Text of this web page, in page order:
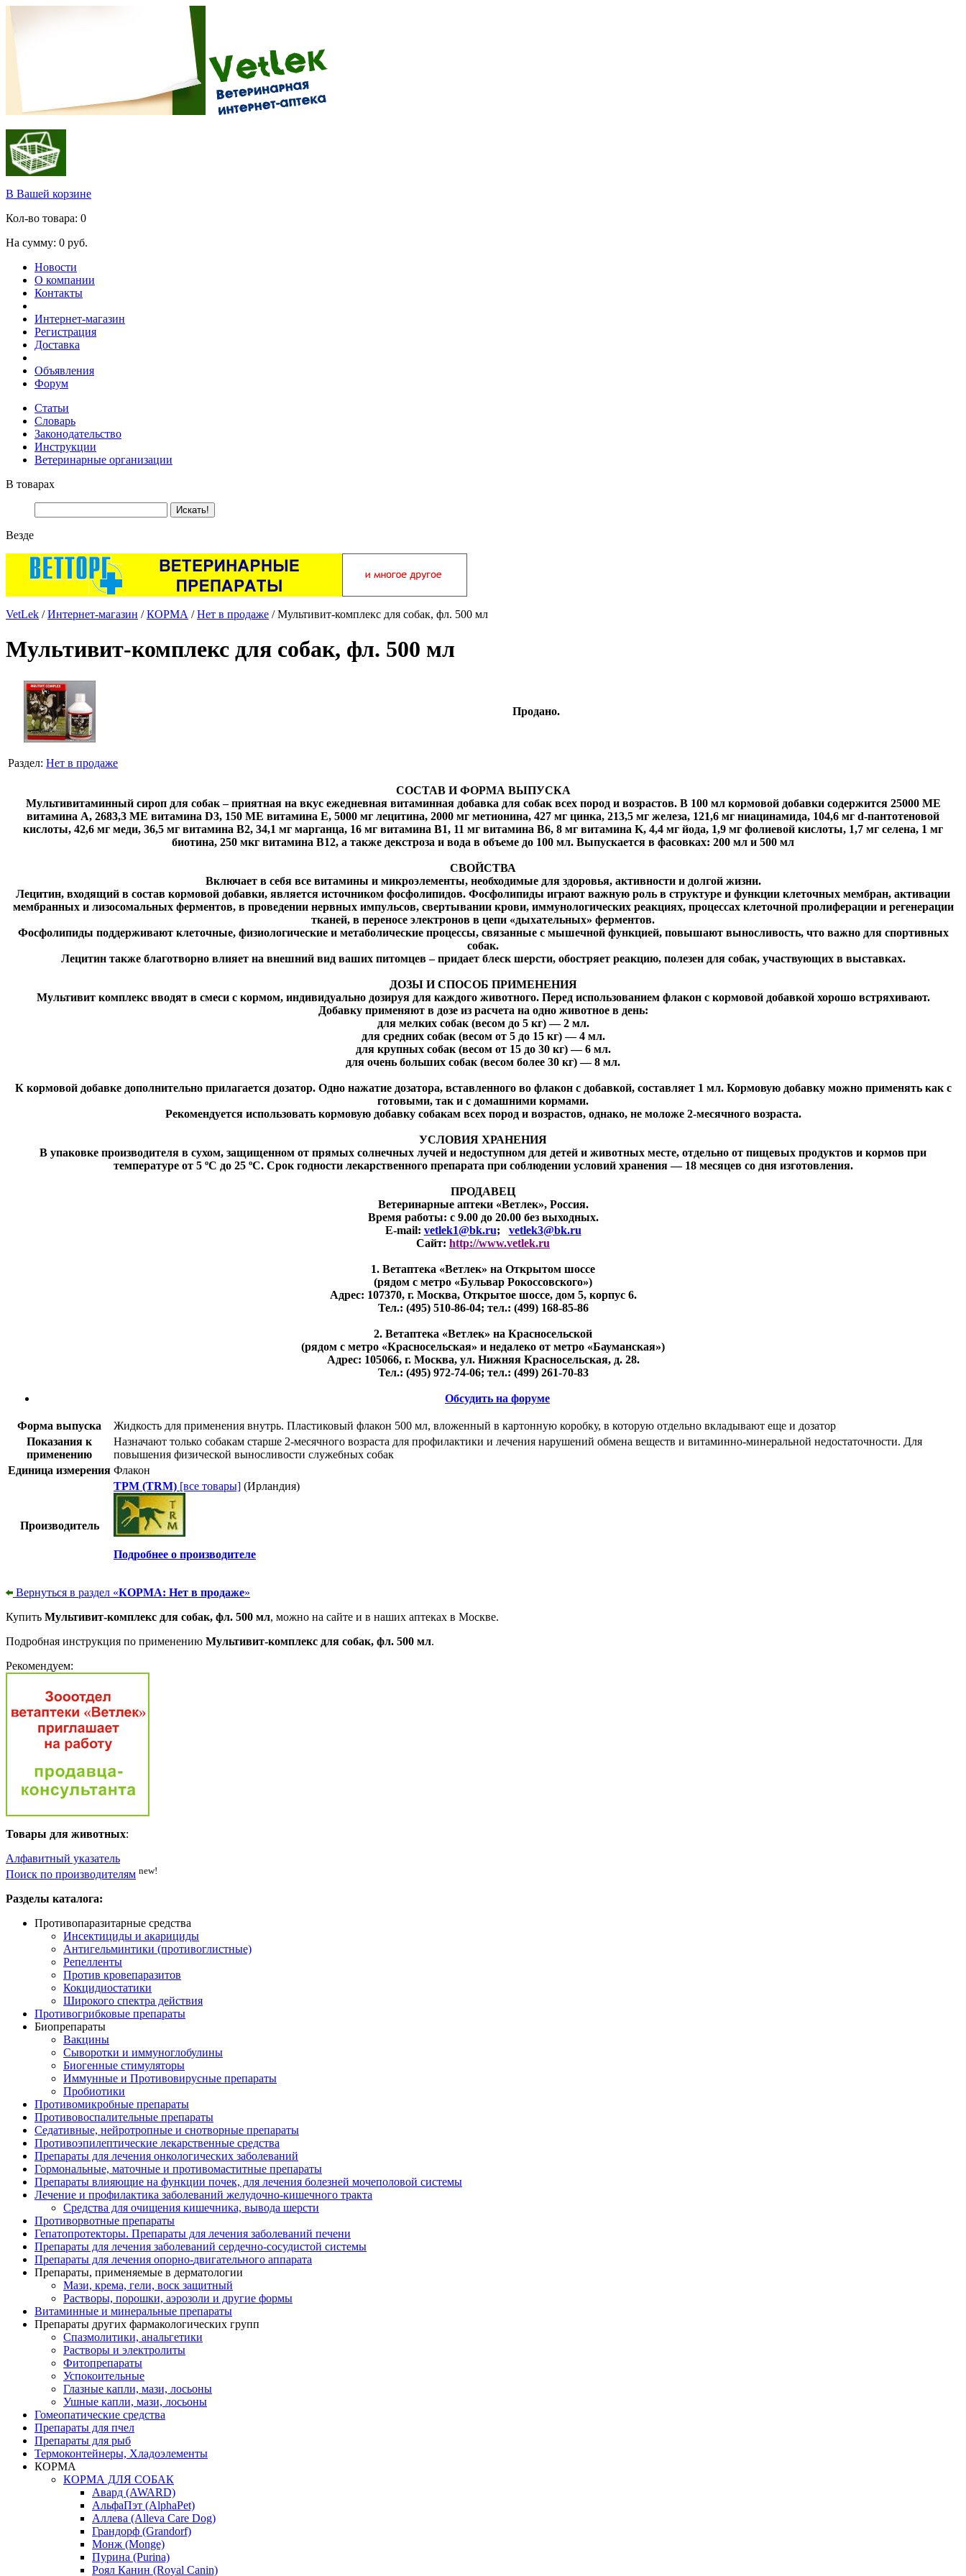
В Вашей корзине
Кол-во товара: 0
На сумму: 0 руб.
Новости
О компании
Контакты
Интернет-магазин
Регистрация
Доставка
Объявления
Форум
Статьи
Словарь
Законодательство
Инструкции
Ветеринарные организации
В товарах
Везде
VetLek /Интернет-магазин /КОРМА /Нет в продаже / Мультивит-комплекс для собак, фл. 500 мл
Мультивит-комплекс для собак, фл. 500 мл
Продано.
Раздел: Нет в продаже
СОСТАВ И ФОРМА ВЫПУСКА
Мультивитаминный сироп для собак – приятная на вкус ежедневная витаминная добавка для собак всех пород и возрастов. В 100 мл кормовой добавки содержится 25000 МЕ
витамина A, 2683,3 МЕ витамина D3, 150 МЕ витамина E, 5000 мг лецитина, 2000 мг метионина, 427 мг цинка, 213,5 мг железа, 121,6 мг ниацинамида, 104,6 мг d-пантотеновой
кислоты, 42,6 мг меди, 36,5 мг витамина B2, 34,1 мг марганца, 16 мг витамина B1, 11 мг витамина B6, 8 мг витамина K, 4,4 мг йода, 1,9 мг фолиевой кислоты, 1,7 мг селена, 1 мг
биотина, 250 мкг витамина B12, а также декстроза и вода в объеме до 100 мл. Выпускается в фасовках: 200 мл и 500 мл
СВОЙСТВА
Включает в себя все витамины и микроэлементы, необходимые для здоровья, активности и долгой жизни.
Лецитин, входящий в состав кормовой добавки, является источником фосфолипидов. Фосфолипиды играют важную роль в структуре и функции клеточных мембран, активации
мембранных и лизосомальных ферментов, в проведении нервных импульсов, свертывании крови, иммунологических реакциях, процессах клеточной пролиферации и регенерации
тканей, в переносе электронов в цепи «дыхательных» ферментов.
Фосфолипиды поддерживают клеточные, физиологические и метаболические процессы, связанные с мышечной функцией, повышают выносливость, что важно для спортивных
собак.
Лецитин также благотворно влияет на внешний вид ваших питомцев – придает блеск шерсти, обостряет реакцию, полезен для собак, участвующих в выставках.
ДОЗЫ И СПОСОБ ПРИМЕНЕНИЯ
Мультивит комплекс вводят в смеси с кормом, индивидуально дозируя для каждого животного. Перед использованием флакон с кормовой добавкой хорошо встряхивают.
Добавку применяют в дозе из расчета на одно животное в день:
для мелких собак (весом до 5 кг) — 2 мл.
для средних собак (весом от 5 до 15 кг) — 4 мл.
для крупных собак (весом от 15 до 30 кг) — 6 мл.
для очень больших собак (весом более 30 кг) — 8 мл.
К кормовой добавке дополнительно прилагается дозатор. Одно нажатие дозатора, вставленного во флакон с добавкой, составляет 1 мл. Кормовую добавку можно применять как с
готовыми, так и с домашними кормами.
Рекомендуется использовать кормовую добавку собакам всех пород и возрастов, однако, не моложе 2-месячного возраста.
УСЛОВИЯ ХРАНЕНИЯ
В упаковке производителя в сухом, защищенном от прямых солнечных лучей и недоступном для детей и животных месте, отдельно от пищевых продуктов и кормов при
температуре от 5 ºС до 25 ºС. Срок годности лекарственного препарата при соблюдении условий хранения — 18 месяцев со дня изготовления.
ПРОДАВЕЦ
Ветеринарные аптеки «Ветлек», Россия.
Время работы: с 9.00 до 20.00 без выходных.
E-mail: vetlek1@bk.ru; vetlek3@bk.ru
Сайт: http://www.vetlek.ru
1. Ветаптека «Ветлек» на Открытом шоссе
(рядом с метро «Бульвар Рокоссовского»)
Адрес: 107370, г. Москва, Открытое шоссе, дом 5, корпус 6.
Тел.: (495) 510-86-04; тел.: (499) 168-85-86
2. Ветаптека «Ветлек» на Красносельской
(рядом с метро «Красносельская» и недалеко от метро «Бауманская»)
Адрес: 105066, г. Москва, ул. Нижняя Красносельская, д. 28.
Тел.: (495) 972-74-06; тел.: (499) 261-70-83
Обсудить на форуме
Форма выпуска
Жидкость для применения внутрь. Пластиковый флакон 500 мл, вложенный в картонную коробку, в которую отдельно вкладывают еще и дозатор
Показания к
применению
Назначают только собакам старше 2-месячного возраста для профилактики и лечения нарушений обмена веществ и витаминно-минеральной недостаточности. Для
повышения физической выносливости служебных собак
Единица измерения Флакон
Производитель
ТРМ (TRM) [все товары] (Ирландия)
Подробнее о производителе
Вернуться в раздел «КОРМА: Нет в продаже»
Купить Мультивит-комплекс для собак, фл. 500 мл, можно на сайте и в наших аптеках в Москве.
Подробная инструкция по применению Мультивит-комплекс для собак, фл. 500 мл.
Рекомендуем:
Товары для животных:
Алфавитный указатель
Поиск по производителям new!
Разделы каталога:
Противопаразитарные средства
Инсектициды и акарициды
Антигельминтики (противоглистные)
Репелленты
Против кровепаразитов
Кокцидиостатики
Широкого спектра действия
Противогрибковые препараты
Биопрепараты
Вакцины
Сыворотки и иммуноглобулины
Биогенные стимуляторы
Иммунные и Противовирусные препараты
Пробиотики
Противомикробные препараты
Противовоспалительные препараты
Седативные, нейротропные и снотворные препараты
Противоэпилептические лекарственные средства
Препараты для лечения онкологических заболеваний
Гормональные, маточные и противомаститные препараты
Препараты влияющие на функции почек, для лечения болезней мочеполовой системы
Лечение и профилактика заболеваний желудочно-кишечного тракта
Средства для очищения кишечника, вывода шерсти
Противорвотные препараты
Гепатопротекторы. Препараты для лечения заболеваний печени
Препараты для лечения заболеваний сердечно-сосудистой системы
Препараты для лечения опорно-двигательного аппарата
Препараты, применяемые в дерматологии
Мази, крема, гели, воск защитный
Растворы, порошки, аэрозоли и другие формы
Витаминные и минеральные препараты
Препараты других фармакологических групп
Спазмолитики, анальгетики
Растворы и электролиты
Фитопрепараты
Успокоительные
Глазные капли, мази, лосьоны
Ушные капли, мази, лосьоны
Гомеопатические средства
Препараты для пчел
Препараты для рыб
Термоконтейнеры, Хладоэлементы
КОРМА
КОРМА ДЛЯ СОБАК
Авард (AWARD)
АльфаПэт (AlphaPet)
Аллева (Alleva Care Dog)
Грандорф (Grandorf)
Монж (Monge)
Пурина (Purina)
Роял Канин (Royal Canin)